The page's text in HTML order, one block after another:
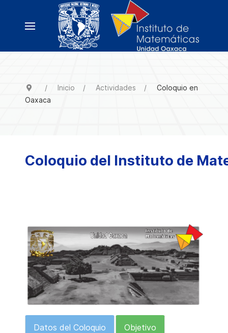
Inicio Actividades
Coloquio en
Oaxaca
Coloquio del Instituto de
Datos del Coloquio Objetivo